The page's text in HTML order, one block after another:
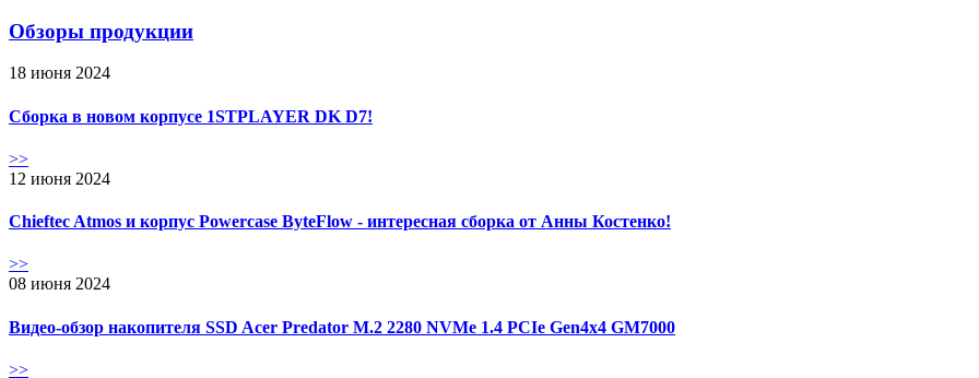
Обзоры продукции
18 июня 2024
Сборка в новом корпусе 1STPLAYER DK D7!
>>
12 июня 2024
Chieftec Atmos и корпус Powercase ByteFlow - интересная сборка от Анны Костенко!
>>
08 июня 2024
Видео-обзор накопителя SSD Acer Predator M.2 2280 NVMe 1.4 PCIe Gen4х4 GM7000
>>